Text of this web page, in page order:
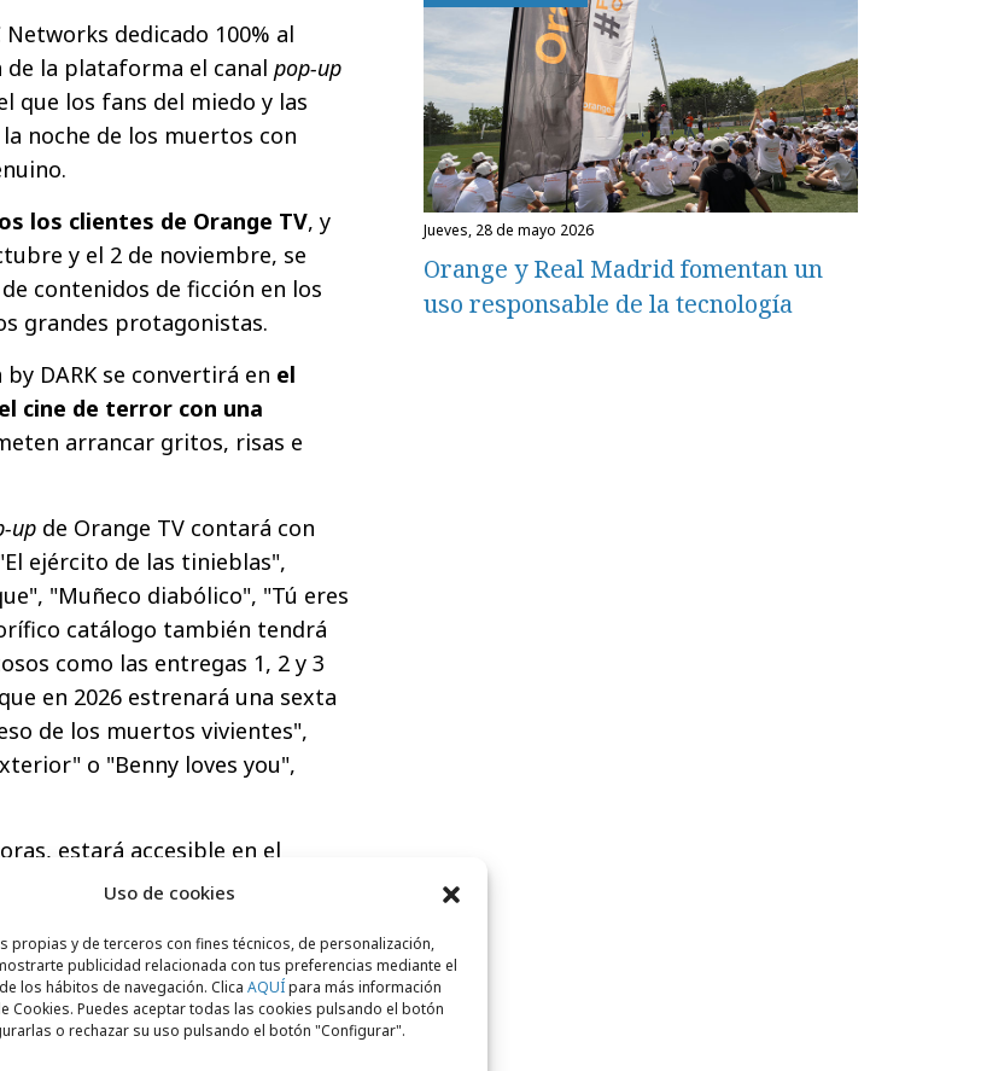
Uso de cookies
propias y de terceros con fines técnicos, de personalización,
publicidad relacionada con tus preferencias mediante el
los hábitos de navegación. Clica AQUÍpara más información
Cookies. Puedes aceptar todas las cookies pulsando el botón
o rechazar su uso pulsando el botón "Configurar".
Networks dedicado 100% al
de la plataforma el canal pop-up
que los fans del miedo y las
noche de los muertos con
los clientes de Orange TV, y
y el 2 de noviembre, se
contenidos de ficción en los
grandes protagonistas.
DARK se convertirá en el
cine de terror con una
arrancar gritos, risas e
up de Orange TV contará con
ejército de las tinieblas",
"Muñeco diabólico", "Tú eres
catálogo también tendrá
como las entregas 1, 2 y 3
en 2026 estrenará una sexta
de los muertos vivientes",
o "Benny loves you",
estará accesible en el
las prestaciones habituales
ver desde el inicio,
7 días…
by DARK” con todos sus
jueves, 28 de mayo 2026
Orange y Real Madrid fomentan un
uso responsable de la tecnología